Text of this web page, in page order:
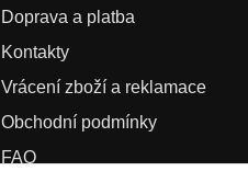
Doprava a platba
Kontakty
Vrácení zboží a reklamace
Obchodní podmínky
FAQ